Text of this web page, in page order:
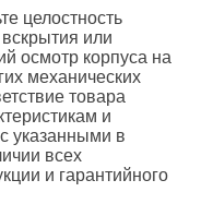
целостность
или
осмотр корпуса на
механических
товара
и
указанными в
всех
и гарантийного